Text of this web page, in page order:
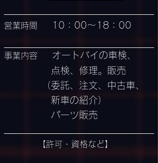
営業時間 10：00～18：00
事業内容
オートバイの車検、
点検、修理。 販売
（委託、注文、中古車、
新車の紹介）
パーツ販売
【許可・資格など】